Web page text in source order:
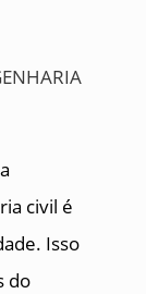
civil é
Isso
do